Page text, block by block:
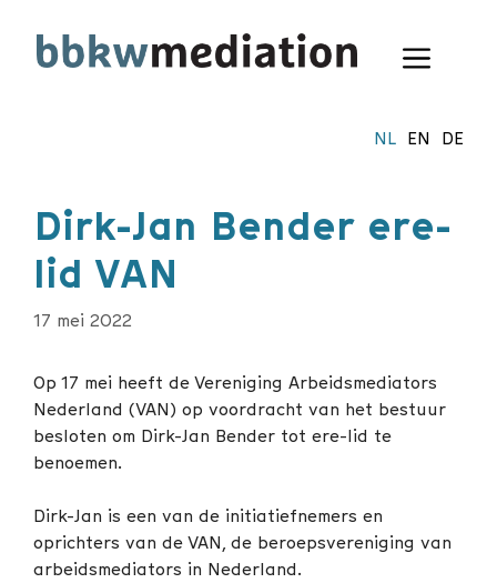
naar
NL EN DE
Menu
Dirk-Jan Bender ere-
lid VAN
17 mei 2022
Op 17 mei heeft de Vereniging Arbeidsmediators
Nederland (VAN) op voordracht van het bestuur
besloten om Dirk-Jan Bender tot ere-lid te
benoemen.
Dirk-Jan is een van de initiatiefnemers en
oprichters van de VAN, de beroepsvereniging van
arbeidsmediators in Nederland.